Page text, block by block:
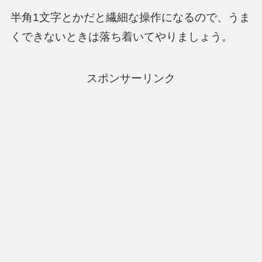
半角1文字とかだと繊細な操作になるので、うま
くできないときは落ち着いてやりましょう。
スポンサーリンク